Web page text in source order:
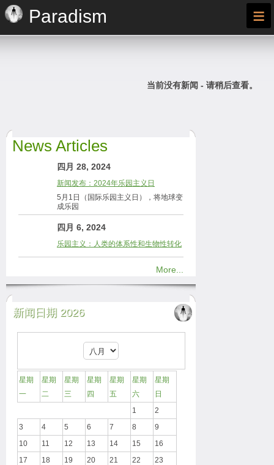
Paradism ≡
当前没有新闻 - 请稍后查看。
News Articles
四月 28, 2024
新闻发布：2024年乐园主义日
5月1日（国际乐园主义日），将地球变
成乐园
四月 6, 2024
乐园主义：人类的体系性和生物性转化
More...
新闻日期 2026
星期
一
星期
二
星期
三
星期
四
星期
五
星期
六
星期
日
1
2
3
4 5 6 7 8
9
10
11 12 13 14 15
16
17
18 19 20 21 22
23